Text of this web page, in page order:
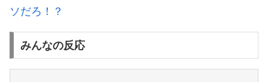
ソだろ！？
みんなの反応